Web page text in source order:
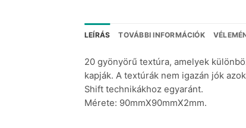
LEÍRÁS TOVÁBBI INFORMÁCIÓK
20 gyönyörű textúra, amelyek
kapják. A textúrák nem igazán jók
Shift technikákhoz egyaránt.
Mérete: 90mmX90mmX2mm.